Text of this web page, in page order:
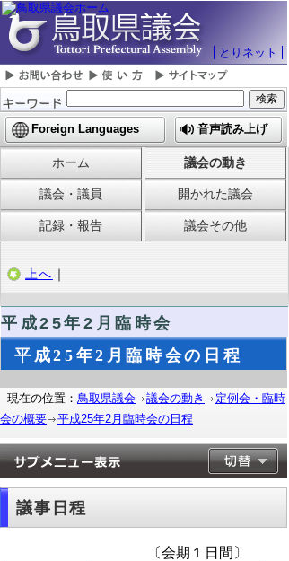
とりネット
Foreign Languages 音声読み上げ
ホーム 議会の動き
議会・議員 開かれた議会
記録・報告 議会その他
上へ ｜
平成25年2月臨時会
平成25年2月臨時会の日程
現在の位置： 鳥取県議会 議会の動き
定例会・臨時
会の概要
平成25年2月臨時会の日程
議事日程
〔会期１日間〕